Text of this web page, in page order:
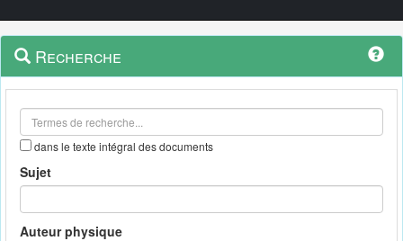
Navigation
outils
Menu
contextuel
Recherche
dans le texte intégral des documents
Sujet
Auteur physique